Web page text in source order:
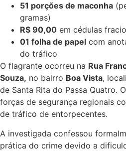
51 porções de maconha
gramas)
R$ 90,00 em cédulas
01 folha de papel com
do tráfico
O flagrante ocorreu na Rua
Souza, no bairro Boa Vista,
de Santa Rita do Passa Quatro.
forças de segurança regionais
de tráfico de entorpecentes.
A investigada confessou
prática do crime devido a